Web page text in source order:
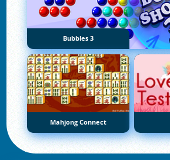
Bubbles 3
Mahjong Connect